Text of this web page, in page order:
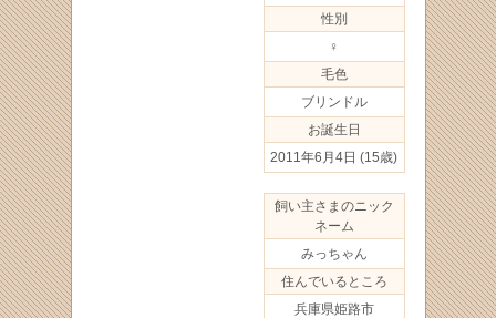
性別
♀
毛色
ブリンドル
お誕生日
2011年6月4日 (15歳)
飼い主さまのニック
ネーム
みっちゃん
住んでいるところ
兵庫県姫路市